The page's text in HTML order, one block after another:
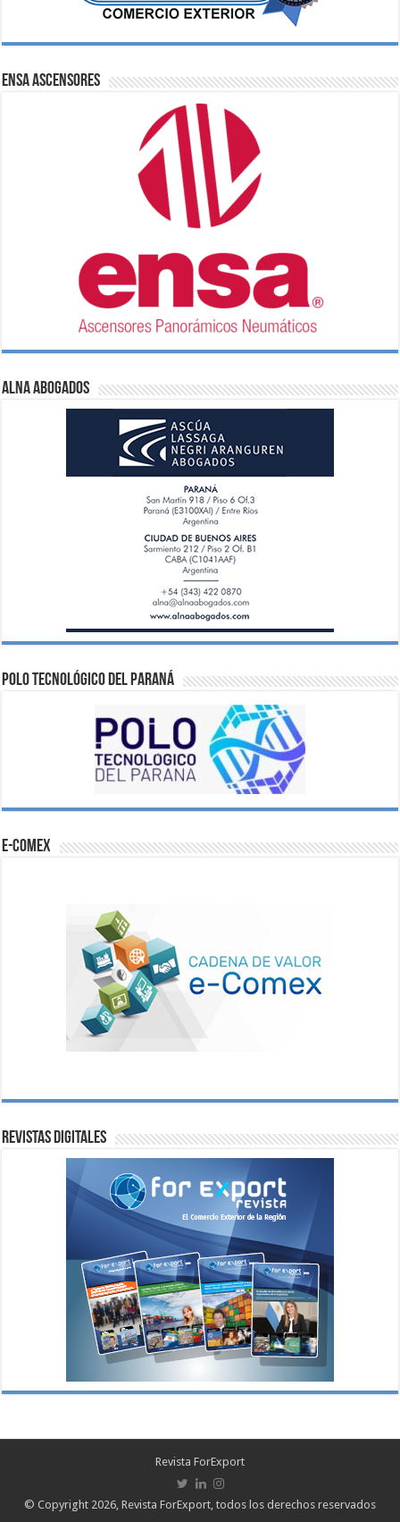
ENSA Ascensores
ALNA Abogados
Polo Tecnológico del Paraná
e-comex
Revistas digitales
Revista ForExport
© Copyright 2026, Revista ForExport, todos los derechos reservados